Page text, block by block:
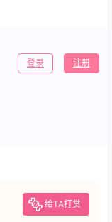
登录 注册
给TA打赏